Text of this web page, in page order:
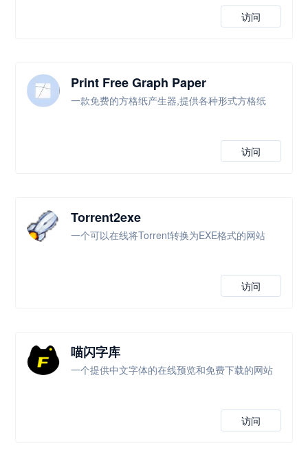
访问
Print Free Graph Paper
一款免费的方格纸产生器,提供各种形式方格纸
访问
Torrent2exe
一个可以在线将Torrent转换为EXE格式的网站
访问
喵闪字库
一个提供中文字体的在线预览和免费下载的网站
访问